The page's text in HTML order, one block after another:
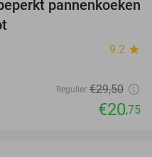
30%
pannenkoeken
9.2 star
Regulier €29,50
€20,75